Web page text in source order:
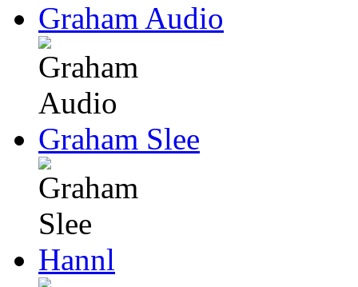
Graham Audio
Graham Slee
Hannl